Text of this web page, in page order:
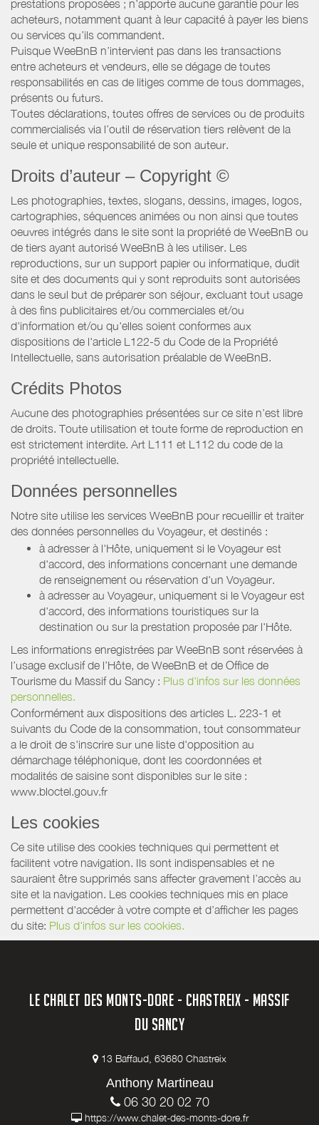
prestations proposées ; n’apporte aucune garantie pour les
acheteurs, notamment quant à leur capacité à payer les biens
ou services qu’ils commandent.
Puisque WeeBnB n’intervient pas dans les transactions
entre acheteurs et vendeurs, elle se dégage de toutes
responsabilités en cas de litiges comme de tous dommages,
présents ou futurs.
Toutes déclarations, toutes offres de services ou de produits
commercialisés via l’outil de réservation tiers relèvent de la
seule et unique responsabilité de son auteur.
Droits d’auteur – Copyright ©
Les photographies, textes, slogans, dessins, images, logos,
cartographies, séquences animées ou non ainsi que toutes
oeuvres intégrés dans le site sont la propriété de WeeBnB ou
de tiers ayant autorisé WeeBnB à les utiliser. Les
reproductions, sur un support papier ou informatique, dudit
site et des documents qui y sont reproduits sont autorisées
dans le seul but de préparer son séjour, excluant tout usage
à des fins publicitaires et/ou commerciales et/ou
d'information et/ou qu'elles soient conformes aux
dispositions de l'article L122-5 du Code de la Propriété
Intellectuelle, sans autorisation préalable de WeeBnB.
Crédits Photos
Aucune des photographies présentées sur ce site n’est libre
de droits. Toute utilisation et toute forme de reproduction en
est strictement interdite. Art L111 et L112 du code de la
propriété intellectuelle.
Données personnelles
Notre site utilise les services WeeBnB pour recueillir et traiter
des données personnelles du Voyageur, et destinés :
à adresser à l'Hôte, uniquement si le Voyageur est
d'accord, des informations concernant une demande
de renseignement ou réservation d'un Voyageur.
à adresser au Voyageur, uniquement si le Voyageur est
d'accord, des informations touristiques sur la
destination ou sur la prestation proposée par l'Hôte.
Les informations enregistrées par WeeBnB sont réservées à
l’usage exclusif de l’Hôte, de WeeBnB et de Office de
Tourisme du Massif du Sancy: Plus d'infos sur les données
personnelles.
Conformément aux dispositions des articles L. 223-1 et
suivants du Code de la consommation, tout consommateur
a le droit de s'inscrire sur une liste d'opposition au
démarchage téléphonique, dont les coordonnées et
modalités de saisine sont disponibles sur le site :
www.bloctel.gouv.fr
Les cookies
Ce site utilise des cookies techniques qui permettent et
facilitent votre navigation. Ils sont indispensables et ne
sauraient être supprimés sans affecter gravement l’accès au
site et la navigation. Les cookies techniques mis en place
permettent d'accéder à votre compte et d’afficher les pages
du site: Plus d'infos sur les cookies.
LE CHALET DES MONTS-DORE - CHASTREIX - MASSIF
DU SANCY
13 Baffaud, 63680 Chastreix
Anthony Martineau
06 30 20 02 70
https://www.chalet-des-monts-dore.fr